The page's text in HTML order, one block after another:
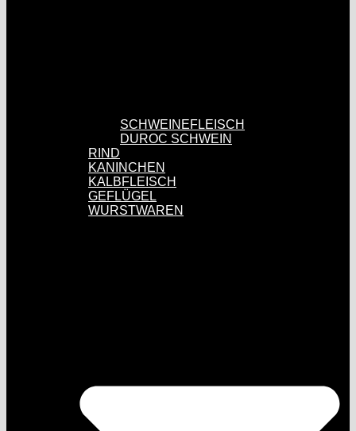
SCHWEINEFLEISCH
DUROC SCHWEIN
RIND
KANINCHEN
KALBFLEISCH
GEFLÜGEL
WURSTWAREN